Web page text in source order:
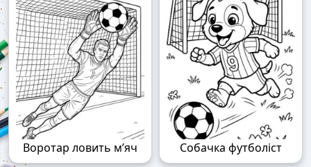
Воротар ловить м’яч Собачка футболіст